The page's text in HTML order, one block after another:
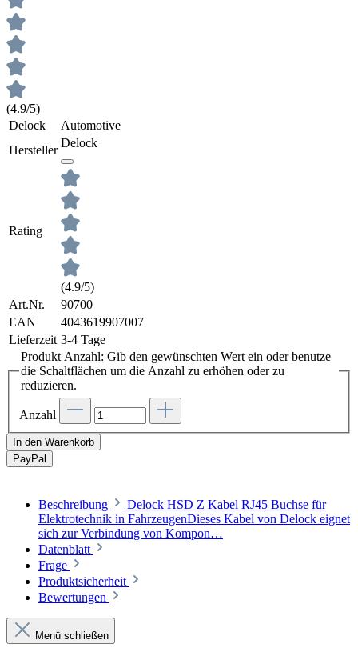
(4.9/5)
Delock
Automotive
Hersteller
Delock
Rating
(4.9/5)
Art.Nr.
90700
EAN
4043619907007
Lieferzeit 3-4 Tage
Produkt Anzahl: Gib den gewünschten Wert ein oder benutze
die Schaltflächen um die Anzahl zu erhöhen oder zu
reduzieren.
Anzahl
In den Warenkorb
PayPal
Beschreibung
Delock HSD Z Kabel RJ45 Buchse für
Elektrotechnik in FahrzeugenDieses Kabel von Delock eignet
sich zur Verbindung von Kompon…
Datenblatt
Frage
Produktsicherheit
Bewertungen
Menü schließen